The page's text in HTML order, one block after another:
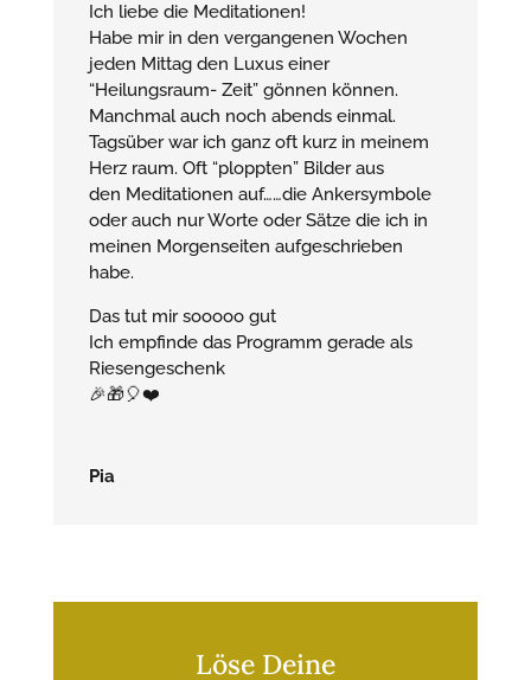
Ich liebe die Meditationen!
Habe mir in den vergangenen Wochen
jeden Mittag den Luxus einer
“Heilungsraum- Zeit” gönnen können.
Manchmal auch noch abends einmal.
Tagsüber war ich ganz oft kurz in meinem
Herz raum. Oft “ploppten” Bilder aus
den Meditationen auf……die Ankersymbole
oder auch nur Worte oder Sätze die ich in
meinen Morgenseiten aufgeschrieben
habe.
Das tut mir sooooo gut
Ich empfinde das Programm gerade als
Riesengeschenk
🎉🎁🎈❤️
Pia
Löse Deine